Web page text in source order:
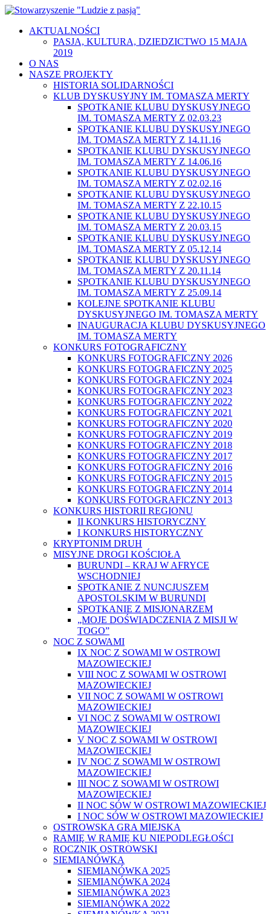
AKTUALNOŚCI
PASJA, KULTURA, DZIEDZICTWO 15 MAJA
2019
O NAS
NASZE PROJEKTY
HISTORIA SOLIDARNOŚCI
KLUB DYSKUSYJNY IM. TOMASZA MERTY
SPOTKANIE KLUBU DYSKUSYJNEGO
IM. TOMASZA MERTY Z 02.03.23
SPOTKANIE KLUBU DYSKUSYJNEGO
IM. TOMASZA MERTY Z 14.11.16
SPOTKANIE KLUBU DYSKUSYJNEGO
IM. TOMASZA MERTY Z 14.06.16
SPOTKANIE KLUBU DYSKUSYJNEGO
IM. TOMASZA MERTY Z 02.02.16
SPOTKANIE KLUBU DYSKUSYJNEGO
IM. TOMASZA MERTY Z 22.10.15
SPOTKANIE KLUBU DYSKUSYJNEGO
IM. TOMASZA MERTY Z 20.03.15
SPOTKANIE KLUBU DYSKUSYJNEGO
IM. TOMASZA MERTY Z 05.12.14
SPOTKANIE KLUBU DYSKUSYJNEGO
IM. TOMASZA MERTY Z 20.11.14
SPOTKANIE KLUBU DYSKUSYJNEGO
IM. TOMASZA MERTY Z 25.09.14
KOLEJNE SPOTKANIE KLUBU
DYSKUSYJNEGO IM. TOMASZA MERTY
INAUGURACJA KLUBU DYSKUSYJNEGO
IM. TOMASZA MERTY
KONKURS FOTOGRAFICZNY
KONKURS FOTOGRAFICZNY 2026
KONKURS FOTOGRAFICZNY 2025
KONKURS FOTOGRAFICZNY 2024
KONKURS FOTOGRAFICZNY 2023
KONKURS FOTOGRAFICZNY 2022
KONKURS FOTOGRAFICZNY 2021
KONKURS FOTOGRAFICZNY 2020
KONKURS FOTOGRAFICZNY 2019
KONKURS FOTOGRAFICZNY 2018
KONKURS FOTOGRAFICZNY 2017
KONKURS FOTOGRAFICZNY 2016
KONKURS FOTOGRAFICZNY 2015
KONKURS FOTOGRAFICZNY 2014
KONKURS FOTOGRAFICZNY 2013
KONKURS HISTORII REGIONU
II KONKURS HISTORYCZNY
I KONKURS HISTORYCZNY
KRYPTONIM DRUH
MISYJNE DROGI KOŚCIOŁA
BURUNDI – KRAJ W AFRYCE
WSCHODNIEJ
SPOTKANIE Z NUNCJUSZEM
APOSTOLSKIM W BURUNDI
SPOTKANIE Z MISJONARZEM
„MOJE DOŚWIADCZENIA Z MISJI W
TOGO”
NOC Z SOWAMI
IX NOC Z SOWAMI W OSTROWI
MAZOWIECKIEJ
VIII NOC Z SOWAMI W OSTROWI
MAZOWIECKIEJ
VII NOC Z SOWAMI W OSTROWI
MAZOWIECKIEJ
VI NOC Z SOWAMI W OSTROWI
MAZOWIECKIEJ
V NOC Z SOWAMI W OSTROWI
MAZOWIECKIEJ
IV NOC Z SOWAMI W OSTROWI
MAZOWIECKIEJ
III NOC Z SOWAMI W OSTROWI
MAZOWIECKIEJ
II NOC SÓW W OSTROWI MAZOWIECKIEJ
I NOC SÓW W OSTROWI MAZOWIECKIEJ
OSTROWSKA GRA MIEJSKA
RAMIĘ W RAMIĘ KU NIEPODLEGŁOŚCI
ROCZNIK OSTROWSKI
SIEMIANÓWKA
SIEMIANÓWKA 2025
SIEMIANÓWKA 2024
SIEMIANÓWKA 2023
SIEMIANÓWKA 2022